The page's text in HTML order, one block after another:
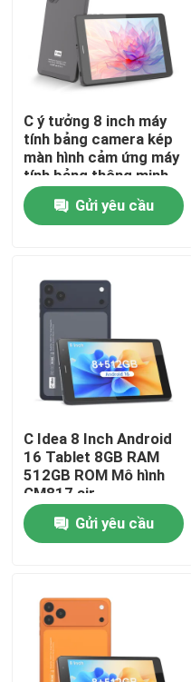
Nhà
Sản phẩm
Hướng dẫn VR
Về chúng tôi
Tham quan nhà máy
Kiểm soát chất lượng
Tin tức
Yêu cầu báo giá
C ý tưởng 8 inch máy
tính bảng camera kép
màn hình cảm ứng máy
tính bảng thông minh
PC CM828
Gửi yêu cầu
C Idea 8 Inch Android
16 Tablet 8GB RAM
512GB ROM Mô hình
CM817 air
Gửi yêu cầu